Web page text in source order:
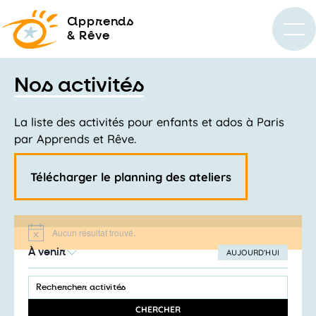
apprends
& Rêve
Nos activités
La liste des activités pour enfants et ados à Paris
par Apprends et Rêve.
Télécharger le planning des ateliers
Notice Aucun résultat trouvé.
AUJOURD’HUI
À venir
LA
DATE
Recherche
et
SAISIR
MOT-
CHERCHER